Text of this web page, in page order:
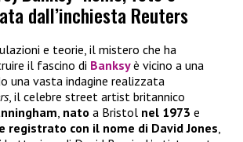
dall’inchiesta Reuters
e teorie, il mistero che ha
il fascino di Banksyè vicino a una
una vasta indagine realizzata
, il celebre street artist britannico
nato a Bristol nel 1973 e
registrato con il nome di David Jones